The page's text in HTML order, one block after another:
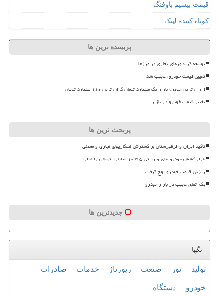
قیمت بیسیم باوفنگ
کوتاه کننده لینک
پربیننده ترین ها
توسعه کریدورهای تجاری در مرزها
تغییر قیمت خودرو، عجیب شد
ارزان ترین خودرو بازار یک میلیارد تومان گران ترین ۱۱۰ میلیارد تومان
تغییر قیمت خودرو در بازار
پربحث ترین ها
تأکید ایران و قرقیزستان بر گسترش همکاریهای تجاری و معدنی
بازار کشش خودرو های وارداتی ۵ تا ۱۰ میلیارد تومانی را ندارد
ریزش قیمت خودرو اوج گرفت
بک اتفاق عجیب در بازار خودرو
جدیدترین ها
تگها
تولید تور صنعت رپورتاژ خدمات صادرات
خودرو دستگاه